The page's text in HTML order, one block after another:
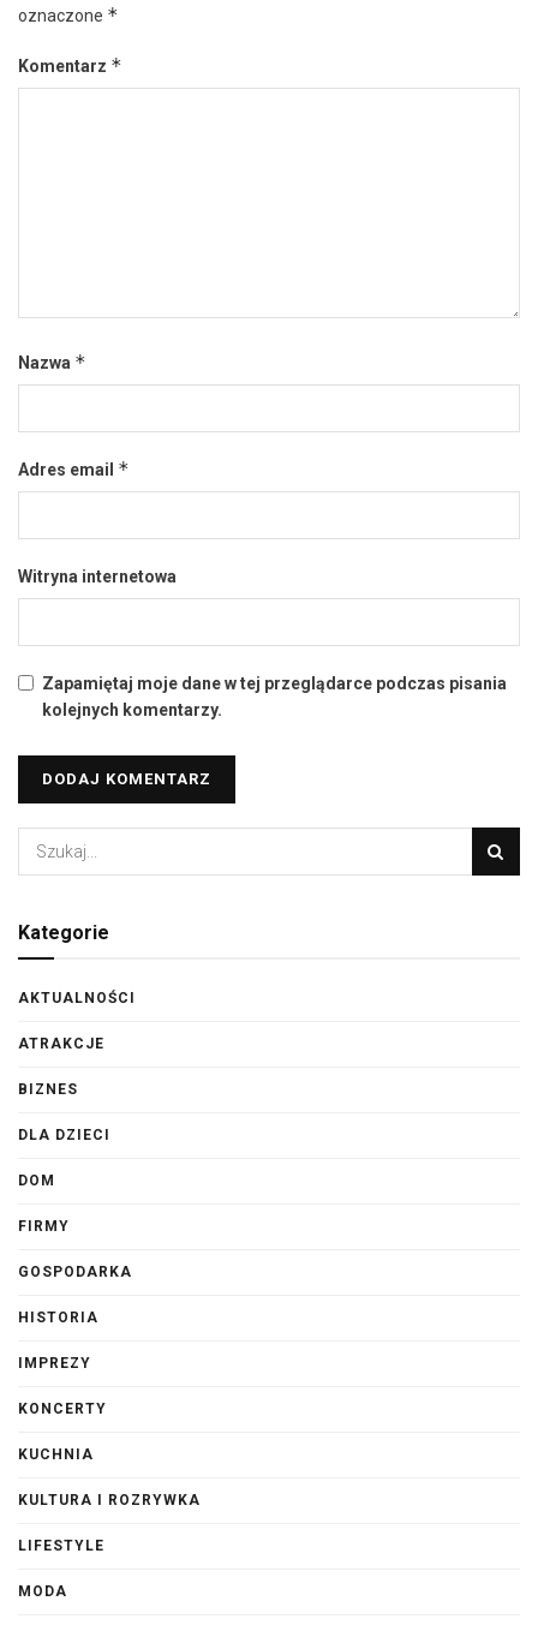
oznaczone *
Komentarz *
Nazwa *
Adres email *
Witryna internetowa
Zapamiętaj moje dane w tej przeglądarce podczas pisania
kolejnych komentarzy.
Kategorie
AKTUALNOŚCI
ATRAKCJE
BIZNES
DLA DZIECI
DOM
FIRMY
GOSPODARKA
HISTORIA
IMPREZY
KONCERTY
KUCHNIA
KULTURA I ROZRYWKA
LIFESTYLE
MODA